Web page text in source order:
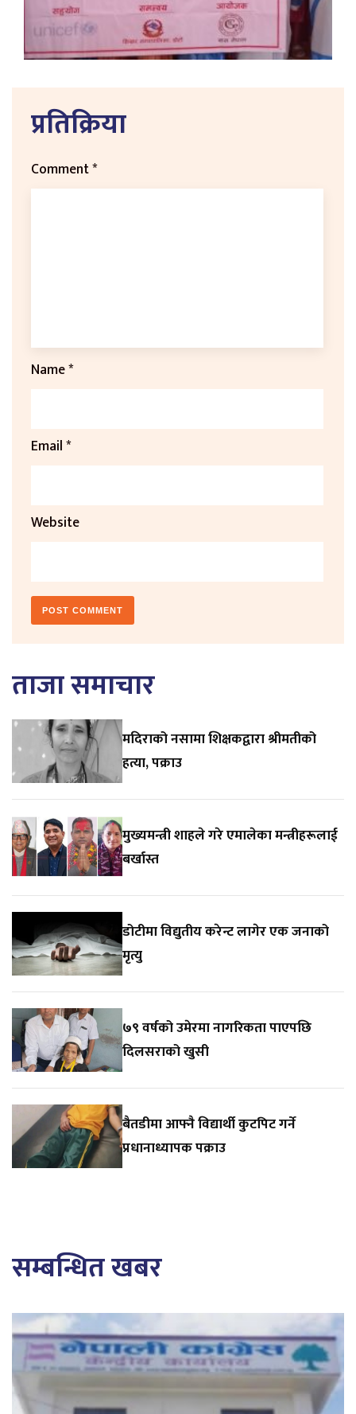
प्रतिक्रिया
Comment*
Name*
Email*
Website
ताजा समाचार
मदिराको नसामा शिक्षकद्वारा श्रीमतीको
हत्या, पक्राउ
मुख्यमन्त्री शाहले गरे एमालेका मन्त्रीहरूलाई
बर्खास्त
डोटीमा विद्युतीय करेन्ट लागेर एक जनाको
मृत्यु
७९ वर्षको उमेरमा नागरिकता पाएपछि
दिलसराको खुसी
बैतडीमा आफ्नै विद्यार्थी कुटपिट गर्ने
प्रधानाध्यापक पक्राउ
सम्बन्धित खबर